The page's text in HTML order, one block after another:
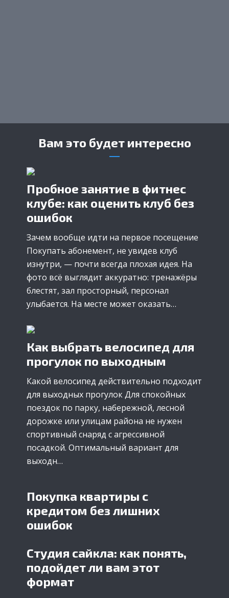
Вам это будет интересно
Пробное занятие в фитнес
клубе: как оценить клуб без
ошибок
Зачем вообще идти на первое посещение
Покупать абонемент, не увидев клуб
изнутри, — почти всегда плохая идея. На
фото всё выглядит аккуратно: тренажёры
блестят, зал просторный, персонал
улыбается. На месте может оказать…
Как выбрать велосипед для
прогулок по выходным
Какой велосипед действительно подходит
для выходных прогулок Для спокойных
поездок по парку, набережной, лесной
дорожке или улицам района не нужен
спортивный снаряд с агрессивной
посадкой. Оптимальный вариант для
выходн…
Покупка квартиры с
кредитом без лишних
ошибок
Студия сайкла: как понять,
подойдет ли вам этот
формат